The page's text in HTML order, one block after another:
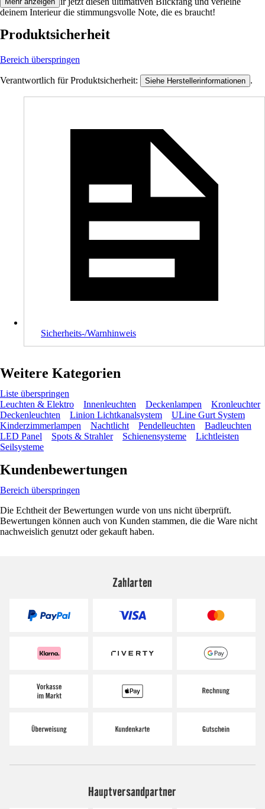
deinem Interieur die stimmungsvolle Note, die es braucht!
Produktsicherheit
Bereich überspringen
Verantwortlich für Produktsicherheit: Siehe Herstellerinformationen .
Sicherheits-/Warnhinweis
Weitere Kategorien
Liste überspringen
Leuchten & Elektro
Innenleuchten Deckenlampen
Kronleuchter
Deckenleuchten
Linion Lichtkanalsystem
ULine Gurt System
Kinderzimmerlampen
Nachtlicht Pendelleuchten
Badleuchten
LED Panel
Spots & Strahler Schienensysteme
Lichtleisten
Seilsysteme
Kundenbewertungen
Bereich überspringen
Die Echtheit der Bewertungen wurde von uns nicht überprüft.
Bewertungen können auch von Kunden stammen, die die Ware nicht
nachweislich genutzt oder gekauft haben.
Zahlarten
Hauptversandpartner